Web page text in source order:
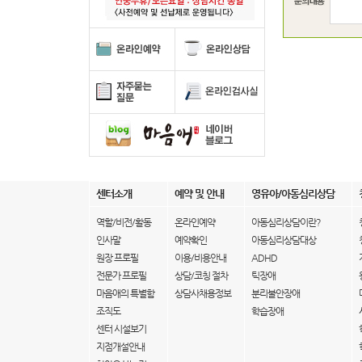
센터소개 예약 및 안내 영유아/아동심리상담
역할/비전/활동
인사말
원장 프로필
전문가 프로필
마음애의 특별함
조직도
센터 시설보기
지점개설안내
온라인예약
예약확인
이용/비용안내
상담/코칭 절차
상담사채용정보
아동심리상담이란?
아동심리상담대상
ADHD
틱장애
분리불안장애
학습장애